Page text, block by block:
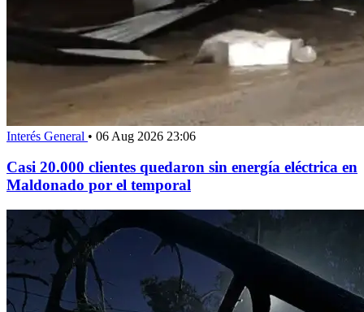
Interés General • 06 Aug 2026 23:06
Casi 20.000 clientes quedaron sin energía eléctrica en
Maldonado por el temporal